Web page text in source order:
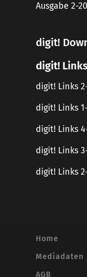
Ausgabe 2-
digit!
digit! Links
digit! Links
digit! Links
digit! Links
digit! Links
digit! Links
Home
Mediadaten
AGB